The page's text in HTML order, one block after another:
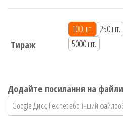
Тираж
100 шт. 250 шт.
5000 шт.
Додайте посилання на